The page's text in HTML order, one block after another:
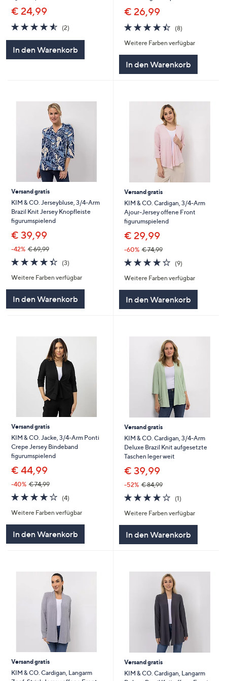
€ 24,99
4.5
von
(2)2
In den Warenkorb
€ 26,99
4.4
von
5
(8)8
Weitere Farben verfügbar
In den Warenkorb
Versand gratis
KIM & CO. Jerseybluse, 3/4-Arm
Brazil Knit Jersey Knopfleiste
figurumspielend
€ 39,99
-42% € 69,99
4.3
von
5
(3)3
Weitere Farben verfügbar
In den Warenkorb
Versand gratis
KIM & CO. Cardigan, 3/4-Arm
Ajour-Jersey offene Front
figurumspielend
€ 29,99
-60% € 74,99
4.2
von
5
(9)9
Weitere Farben verfügbar
In den Warenkorb
Versand gratis
KIM & CO. Jacke, 3/4-Arm Ponti
Crepe Jersey Bindeband
figurumspielend
€ 44,99
-40% € 74,99
4.0
von
5
(4)4
Weitere Farben verfügbar
In den Warenkorb
Versand gratis
KIM & CO. Cardigan, 3/4-Arm
Deluxe Brazil Knit aufgesetzte
Taschen leger weit
€ 39,99
-52% € 84,99
4.0
von
5
(1)1
Weitere Farben verfügbar
In den Warenkorb
Versand gratis
KIM & CO. Cardigan, Langarm
Versand gratis
KIM & CO. Cardigan, Langarm